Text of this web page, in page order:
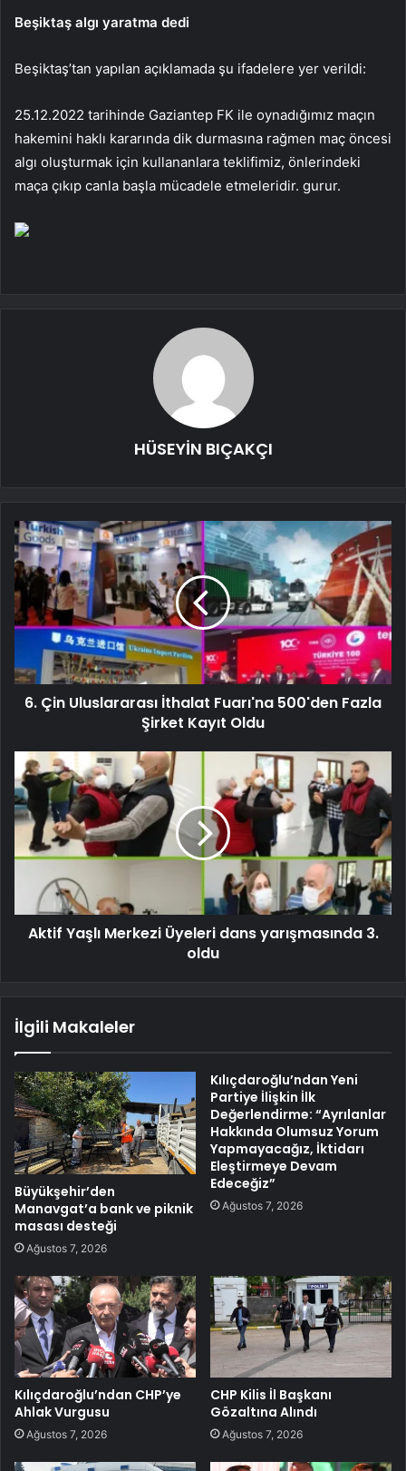
Beşiktaş algı yaratma dedi
Beşiktaş’tan yapılan açıklamada şu ifadelere yer verildi:
25.12.2022 tarihinde Gaziantep FK ile oynadığımız maçın
hakemini haklı kararında dik durmasına rağmen maç öncesi
algı oluşturmak için kullananlara teklifimiz, önlerindeki
maça çıkıp canla başla mücadele etmeleridir. gurur.
HÜSEYİN BIÇAKÇI
6. Çin Uluslararası İthalat Fuarı'na 500'den Fazla
Şirket Kayıt Oldu
Aktif Yaşlı Merkezi Üyeleri dans yarışmasında 3.
oldu
İlgili Makaleler
Büyükşehir’den
Manavgat’a bank ve piknik
masası desteği
Ağustos 7, 2026
Kılıçdaroğlu’ndan Yeni
Partiye İlişkin İlk
Değerlendirme: “Ayrılanlar
Hakkında Olumsuz Yorum
Yapmayacağız, İktidarı
Eleştirmeye Devam
Edeceğiz”
Ağustos 7, 2026
Kılıçdaroğlu’ndan CHP’ye
Ahlak Vurgusu
Ağustos 7, 2026
CHP Kilis İl Başkanı
Gözaltına Alındı
Ağustos 7, 2026